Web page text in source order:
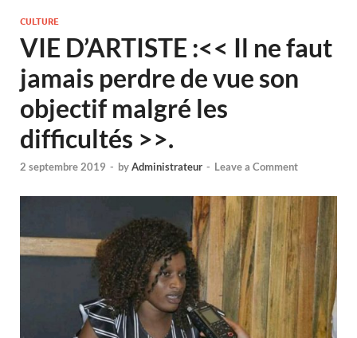
CULTURE
VIE D’ARTISTE :<< Il ne faut
jamais perdre de vue son
objectif malgré les
difficultés >>.
2 septembre 2019 - byAdministrateur - Leave a Comment